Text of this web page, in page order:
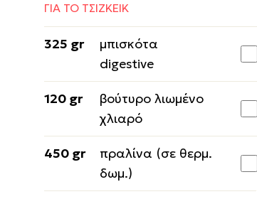
ΓΙΑ ΤΟ ΤΣΙΖΚΕΙΚ
325 gr
μπισκότα
digestive
120 gr
βούτυρο λιωμένο
χλιαρό
450 gr
πραλίνα (σε θερμ.
δωμ.)